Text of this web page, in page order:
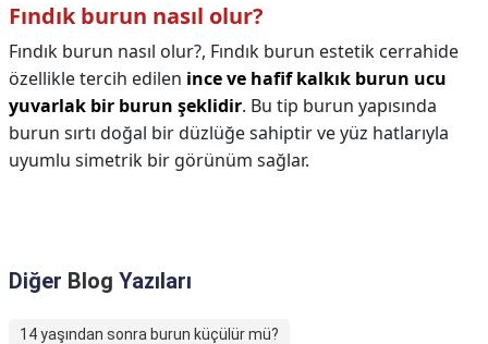
Fındık burun nasıl olur?
Fındık burun nasıl olur?, Fındık burun estetik cerrahide
özellikle tercih edilen ince ve hafif kalkık burun ucu
yuvarlak bir burun şeklidir. Bu tip burun yapısında
burun sırtı doğal bir düzlüğe sahiptir ve yüz hatlarıyla
uyumlu simetrik bir görünüm sağlar.
Diğer Blog Yazıları
14 yaşından sonra burun küçülür mü?